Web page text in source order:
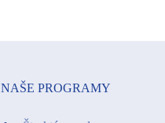
NAŠE PROGRAMY